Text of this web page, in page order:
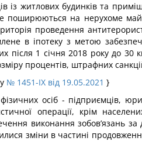
із житлових будинків та
поширюються на нерухоме
проведення
в іпотеку з метою
після 1 січня 2018 року до 30
процентів, штрафних
№ 1451-IX від 19.05.2021 }
осіб - підприємців,
операції, крім
виконання зобов’язань за
зміни в частині